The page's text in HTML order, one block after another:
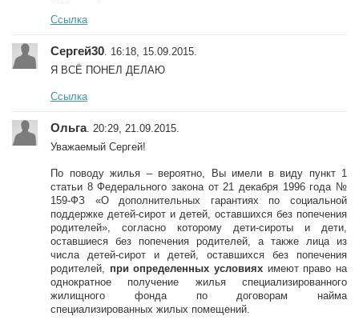
Ссылка
Сергей30 . 16:18, 15.09.2015.
Я ВСЁ ПОНЕЛ ДЕЛАЮ
Ссылка
Ольга. 20:29, 21.09.2015.
Уважаемый Сергей!
По поводу жилья – вероятно, Вы имели в виду пункт 1
статьи 8 Федерального закона от 21 декабря 1996 года №
159-ФЗ «О дополнительных гарантиях по социальной
поддержке детей-сирот и детей, оставшихся без попечения
родителей», согласно которому дети-сироты и дети,
оставшиеся без попечения родителей, а также лица из
числа детей-сирот и детей, оставшихся без попечения
родителей, при определенных условиях имеют право на
однократное получение жилья специализированного
жилищного фонда по договорам найма
специализированных жилых помещений.